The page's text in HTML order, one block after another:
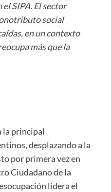
SIPA. El sector
social
en un contexto
más que la
la principal
desplazando a la
por primera vez en
Ciudadano de la
lidera el